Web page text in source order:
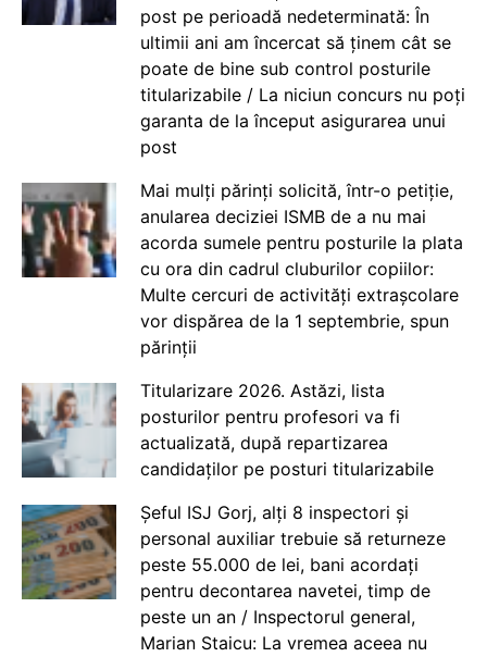
post pe perioadă nedeterminată: În
ultimii ani am încercat să ținem cât se
poate de bine sub control posturile
titularizabile / La niciun concurs nu poți
garanta de la început asigurarea unui
post
Mai mulți părinți solicită, într-o petiție,
anularea deciziei ISMB de a nu mai
acorda sumele pentru posturile la plata
cu ora din cadrul cluburilor copiilor:
Multe cercuri de activități extrașcolare
vor dispărea de la 1 septembrie, spun
părinții
Titularizare 2026. Astăzi, lista
posturilor pentru profesori va fi
actualizată, după repartizarea
candidaților pe posturi titularizabile
Șeful ISJ Gorj, alți 8 inspectori și
personal auxiliar trebuie să returneze
peste 55.000 de lei, bani acordați
pentru decontarea navetei, timp de
peste un an / Inspectorul general,
Marian Staicu: La vremea aceea nu